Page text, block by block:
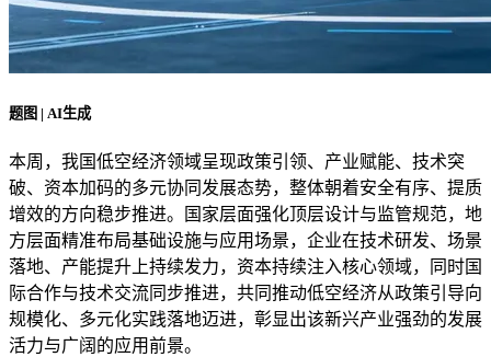
题图 | AI生成
本周，我国低空经济领域呈现政策引领、产业赋能、技术突
破、资本加码的多元协同发展态势，整体朝着安全有序、提质
增效的方向稳步推进。国家层面强化顶层设计与监管规范，地
方层面精准布局基础设施与应用场景，企业在技术研发、场景
落地、产能提升上持续发力，资本持续注入核心领域，同时国
际合作与技术交流同步推进，共同推动低空经济从政策引导向
规模化、多元化实践落地迈进，彰显出该新兴产业强劲的发展
活力与广阔的应用前景。